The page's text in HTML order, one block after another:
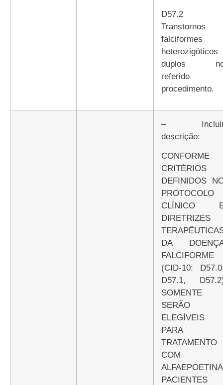
D57.2
Transtornos
falciformes
heterozigóticos
duplos
referido
procedimento.
– Incluir
descrição:
CONFORME
CRITÉRIOS
DEFINIDOS
PROTOCOLO
CLÍNICO
DIRETRIZES
DA
FALCIFORME
(CID-10:
D57.1,
SOMENTE
SERÃO
ELEGÍVEIS
PARA
TRATAMENTO
COM
ALFAEPOETINA
PACIENTES